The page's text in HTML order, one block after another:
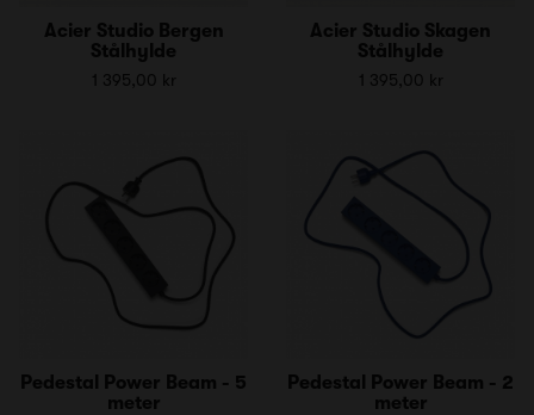
Acier Studio Bergen
Stålhylde
1 395,00 kr
Acier Studio Skagen
Stålhylde
1 395,00 kr
Pedestal Power Beam - 5
meter
Pedestal Power Beam - 2
meter